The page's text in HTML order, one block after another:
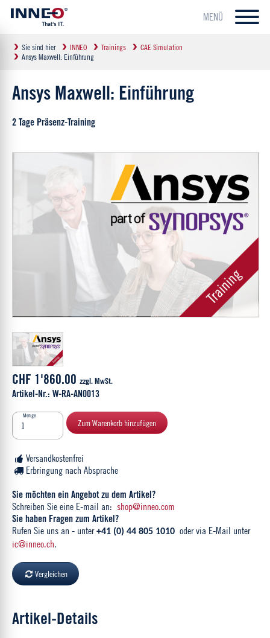
MENÜ
Sie sind hier INNEO Trainings
CAE Simulation
Ansys Maxwell: Einführung
Ansys Maxwell: Einführung
2 Tage Präsenz-Training
CHF 1'860.00 zzgl. MwSt.
Artikel-Nr.: W-RA-AN0013
Menge
Zum Warenkorb hinzufügen
Versandkostenfrei
Erbringung nach Absprache
Sie möchten ein Angebot zu dem Artikel?
Schreiben Sie eine E-mail an: shop@inneo.com
Sie haben Fragen zum Artikel?
Rufen Sie uns an - unter+41 (0) 44 805 1010 oder via E-Mail unter
ic@inneo.ch.
Vergleichen
Artikel-Details